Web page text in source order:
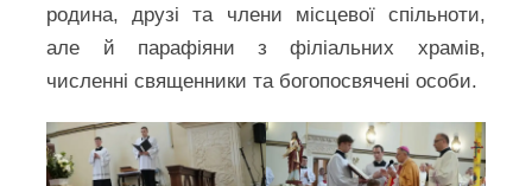
родина, друзі та члени місцевої спільноти,
але й парафіяни з філіальних храмів,
численні священники та богопосвячені особи.